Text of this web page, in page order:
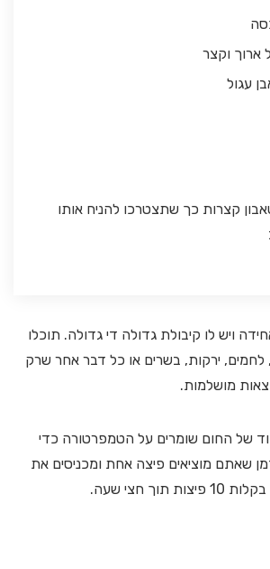
ארוך וקצר
עגול
קצרות כך שתצטרכו להניח אותו
ויש לו קיבולת גדולה די גדולה. תוכלו
לחמים, ירקות, בשרים או כל דבר אחר שרק
מושלמות.
של החום שומרים על הטמפרטורה כדי
שאתם מוציאים פיצה אחת ומכניסים את
חצי שעה.